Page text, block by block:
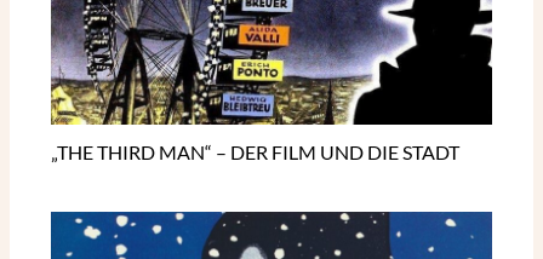
„THE THIRD MAN“ – DER FILM UND DIE STADT